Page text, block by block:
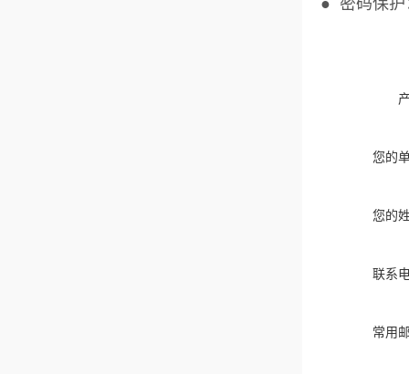
● 密码保护
您的
您的
联系
常用